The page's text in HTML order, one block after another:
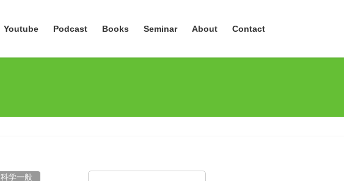
Youtube Podcast Books Seminar About Contact
科学一般